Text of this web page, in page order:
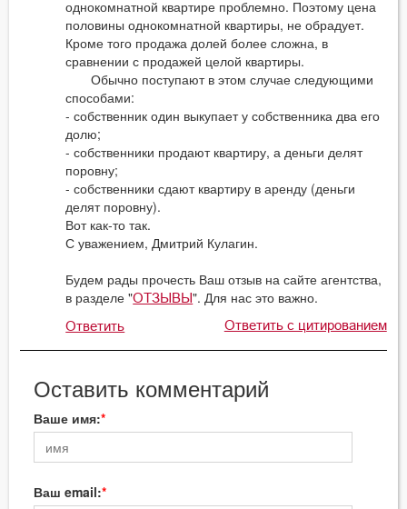
однокомнатной квартире проблемно. Поэтому цена
половины однокомнатной квартиры, не обрадует.
Кроме того продажа долей более сложна, в
сравнении с продажей целой квартиры.
Обычно поступают в этом случае следующими
способами:
- собственник один выкупает у собственника два его
долю;
- собственники продают квартиру, а деньги делят
поровну;
- собственники сдают квартиру в аренду (деньги
делят поровну).
Вот как-то так.
С уважением, Дмитрий Кулагин.
Будем рады прочесть Ваш отзыв на сайте агентства,
в разделе "ОТЗЫВЫ". Для нас это важно.
Ответить Ответить с цитированием
Оставить комментарий
Ваше имя:
Ваш email: